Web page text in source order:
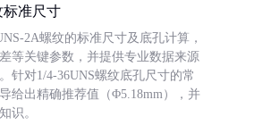
标准尺寸
2A螺纹的标准尺寸及底孔计算，
等关键参数，并提供专业数据来源
针对1/4-36UNS螺纹底孔尺寸的常
给出精确推荐值（Φ5.18mm），并
识。